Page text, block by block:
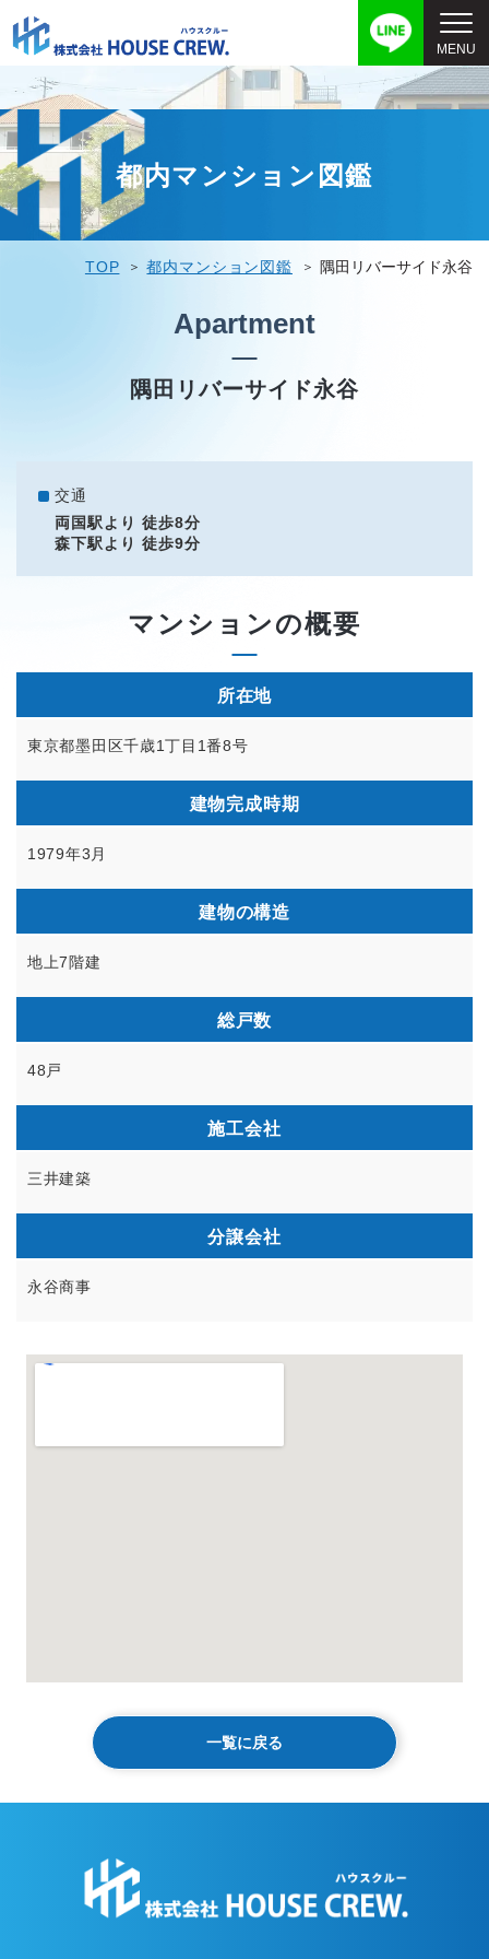
都内マンション図鑑
TOP 都内マンション図鑑 隅田リバーサイド永谷
Apartment
隅田リバーサイド永谷
交通
両国駅より 徒歩8分
森下駅より 徒歩9分
マンションの概要
所在地
東京都墨田区千歳1丁目1番8号
建物完成時期
1979年3月
建物の構造
地上7階建
総戸数
48戸
施工会社
三井建築
分譲会社
永谷商事
一覧に戻る